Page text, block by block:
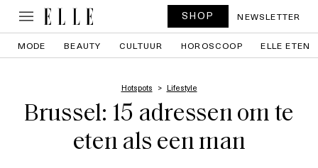
SHOP NEWSLETTER
MODE BEAUTY CULTUUR HOROSCOOP ELLE ETEN
Hotspots Lifestyle
Brussel: 15 adressen om te
eten als een man